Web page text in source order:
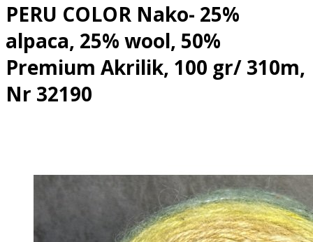
PERU COLOR Nako- 25%
alpaca, 25% wool, 50%
Premium Akrilik, 100 gr/ 310m,
Nr 32190